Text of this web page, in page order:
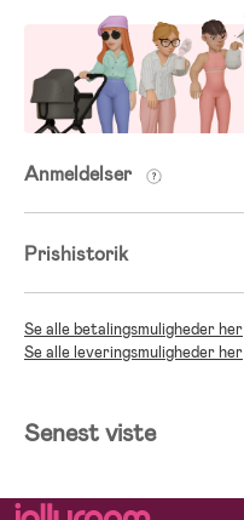
Anmeldelser
Prishistorik
Se alle betalingsmuligheder her
Se alle leveringsmuligheder her
Senest viste